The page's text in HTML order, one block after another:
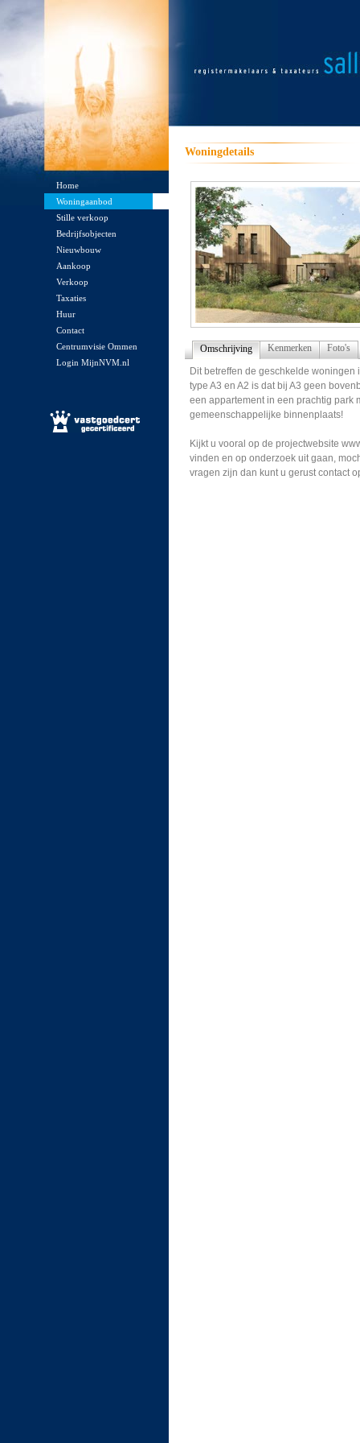
Home
Woningaanbod
Stille verkoop
Bedrijfsobjecten
Nieuwbouw
Aankoop
Verkoop
Taxaties
Huur
Contact
Centrumvisie Ommen
Login MijnNVM.nl
Woningdetails
Omschrijving Kenmerken Foto's
Dit betreffen de geschkelde
type A3 en A2 is dat bij A3 geen
een appartement in een prachtig park
gemeenschappelijke binnenplaats!
Kijkt u vooral op de projectwebsite
vinden en op onderzoek uit gaan,
vragen zijn dan kunt u gerust contact